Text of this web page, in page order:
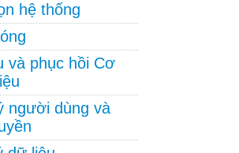
hệ thống
và phục hồi Cơ
người dùng và